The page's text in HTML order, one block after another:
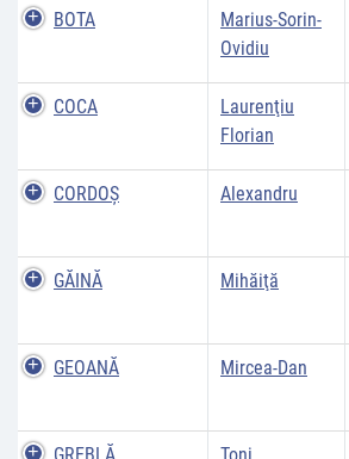
BOTA
Marius-Sorin-
Ovidiu
COCA
Laurenţiu
Florian
CORDOŞ
Alexandru
GĂINĂ
Mihăiţă
GEOANĂ
Mircea-Dan